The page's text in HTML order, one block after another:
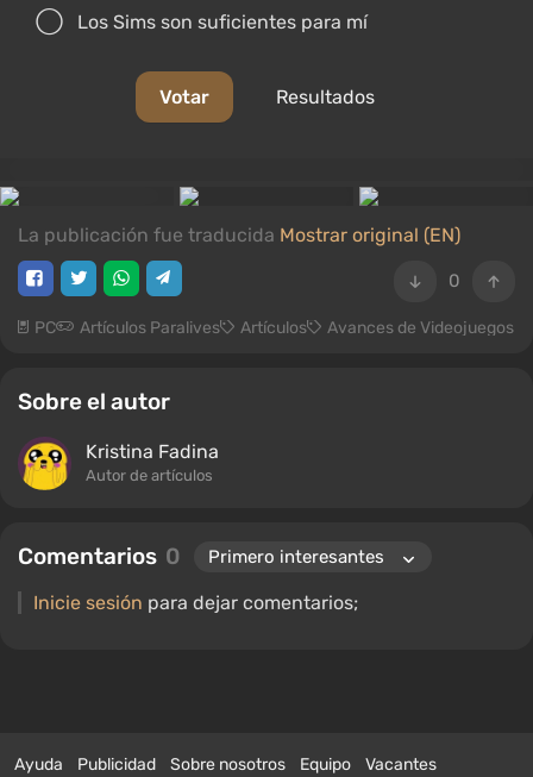
Los Sims son suficientes para mí
Votar Resultados
La publicación fue traducida Mostrar original (EN)
0
PC Artículos Paralives Artículos Avances de Videojuegos
Sobre el autor
Kristina Fadina
Autor de artículos
Comentarios 0
Inicie sesión para dejar comentarios;
Ayuda Publicidad Sobre nosotros Equipo Vacantes